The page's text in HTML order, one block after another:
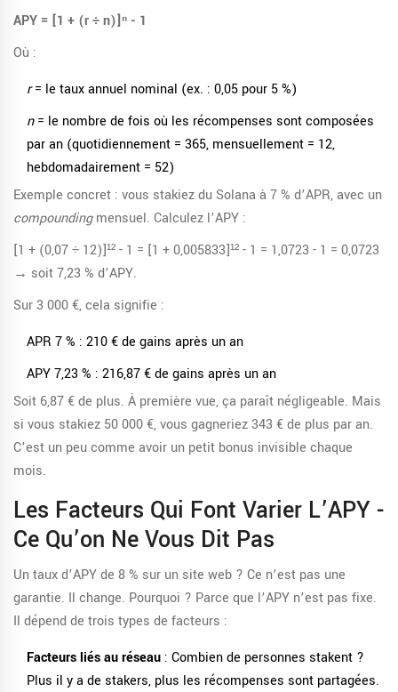
APY = [1 + (r ÷ n)]ⁿ - 1
Où :
r= le taux annuel nominal (ex. : 0,05 pour 5 %)
n= le nombre de fois où les récompenses sont composées
par an (quotidiennement = 365, mensuellement = 12,
hebdomadairement = 52)
Exemple concret : vous stakiez du Solana à 7 % d’APR, avec un
compoundingmensuel. Calculez l’APY :
[1 + (0,07 ÷ 12)]¹² - 1 = [1 + 0,005833]¹² - 1 = 1,0723 - 1 = 0,0723
→ soit 7,23 % d’APY.
Sur 3 000 €, cela signifie :
APR 7 % : 210 € de gains après un an
APY 7,23 % : 216,87 € de gains après un an
Soit 6,87 € de plus. À première vue, ça paraît négligeable. Mais
si vous stakiez 50 000 €, vous gagneriez 343 € de plus par an.
C’est un peu comme avoir un petit bonus invisible chaque
mois.
Les Facteurs Qui Font Varier L’APY -
Ce Qu’on Ne Vous Dit Pas
Un taux d’APY de 8 % sur un site web ? Ce n’est pas une
garantie. Il change. Pourquoi ? Parce que l’APY n’est pas fixe.
Il dépend de trois types de facteurs :
Facteurs liés au réseau : Combien de personnes stakent ?
Plus il y a de stakers, plus les récompenses sont partagées.